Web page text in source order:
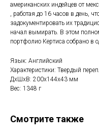
американских индейцев от
, работая до 16 часов в день,
задокументировать их
начал вымирать. В этом
портфолио Кертиса собрано в
Язык: Английский
Характеристики: Твердый
ДxШxВ: 200x144x43 мм
Вес: 1348 г
Смотрите также